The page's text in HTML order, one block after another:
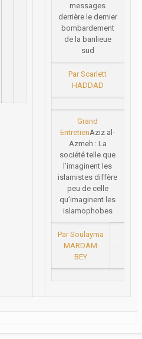
messages
derrière le dernier
bombardement
de la banlieue
sud
Par Scarlett
HADDAD
Grand
EntretienAziz al-
Azmeh : La
société telle que
l’imaginent les
islamistes diffère
peu de celle
qu’imaginent les
islamophobes
Par Soulayma
MARDAM
BEY